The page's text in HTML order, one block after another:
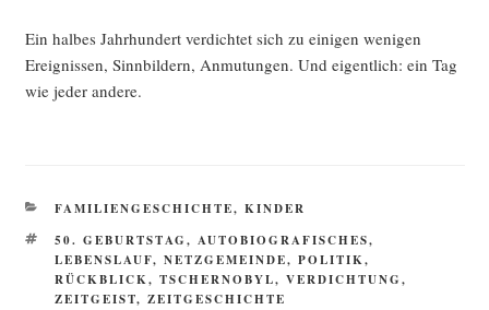
Ein hal­bes Jahr­hun­dert ver­dich­tet sich zu eini­gen weni­gen
Ereig­nis­sen, Sinn­bil­dern, Anmu­tun­gen. Und eigent­lich: ein Tag
wie jeder andere.
KATEGORIEN
FAMILIENGESCHICHTE, KINDER
SCHLAGWÖRTER
50. GEBURTSTAG, AUTOBIOGRAFISCHES,
LEBENSLAUF, NETZGEMEINDE, POLITIK,
RÜCKBLICK, TSCHERNOBYL, VERDICHTUNG,
ZEITGEIST, ZEITGESCHICHTE